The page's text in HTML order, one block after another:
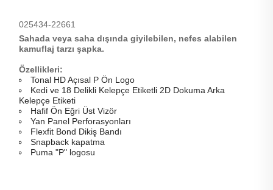
025434-22661
Sahada veya saha dışında giyilebilen, nefes alabilen
kamuflaj tarzı şapka.
Özellikleri:
Tonal HD Açısal P Ön Logo
Kedi ve 18 Delikli Kelepçe Etiketli 2D Dokuma Arka
Kelepçe Etiketi
Hafif Ön Eğri Üst Vizör
Yan Panel Perforasyonları
Flexfit Bond Dikiş Bandı
Snapback kapatma
Puma "P" logosu